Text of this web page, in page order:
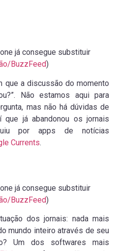
BuzzFeed)
que a discussão do momento
Não estamos aqui para
mas não há dúvidas de
já abandonou os jornais
por apps de notícias
Currents.
BuzzFeed)
dos jornais: nada mais
mundo inteiro através de seu
Um dos softwares mais